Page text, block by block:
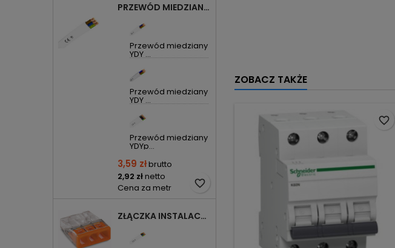
PRZEWÓD MIEDZIANY YDYP DRUT 3X1,5MM2 ŻO 450/750V
Przewód miedziany
YDY ...
Przewód miedziany
YDY ...
Przewód miedziany
YDYp...
3,59 złbrutto
2,92 złnetto
Cena za metr
favorite_border
ZŁĄCZKA INSTALACYJNA 3X COMPACT POMARAŃCZOWA 2273-203 WAGO
ZOBACZ TAKŻE
favorite_border